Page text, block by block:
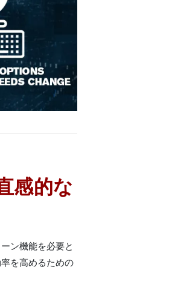
感的な
ン機能を必要と
を高めるための